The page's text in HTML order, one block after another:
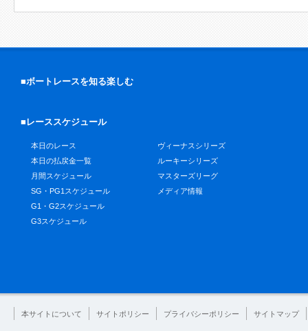
■ボートレースを知る楽しむ
■レーススケジュール
本日のレース
本日の払戻金一覧
月間スケジュール
SG・PG1スケジュール
G1・G2スケジュール
G3スケジュール
ヴィーナスシリーズ
ルーキーシリーズ
マスターズリーグ
メディア情報
本サイトについて サイトポリシー プライバシーポリシー サイトマップ